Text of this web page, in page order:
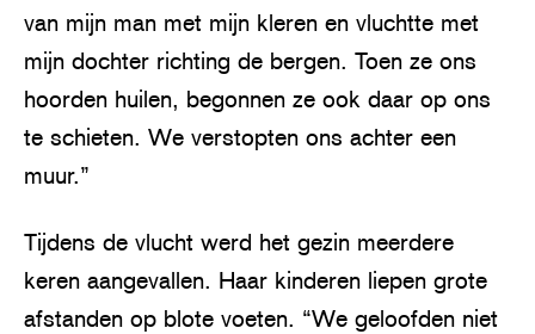
van mijn man met mijn kleren en vluchtte met
mijn dochter richting de bergen. Toen ze ons
hoorden huilen, begonnen ze ook daar op ons
te schieten. We verstopten ons achter een
muur.”
Tijdens de vlucht werd het gezin meerdere
keren aangevallen. Haar kinderen liepen grote
afstanden op blote voeten. “We geloofden niet